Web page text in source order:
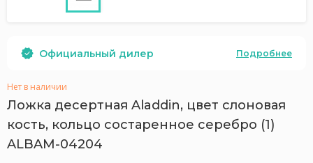
Официальный дилер Подробнее
Нет в наличии
Ложка десертная Aladdin, цвет слоновая
кость, кольцо состаренное серебро (1)
ALBAM-04204